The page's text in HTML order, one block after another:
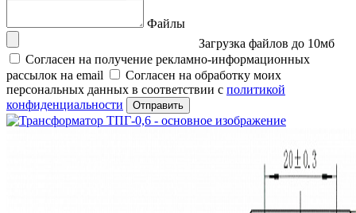
Файлы
Загрузка файлов до 10мб
Согласен на получение рекламно-информационных
рассылок на email
Согласен на обработку моих
персональных данных в соответствии с политикой
конфиденциальности
Отправить